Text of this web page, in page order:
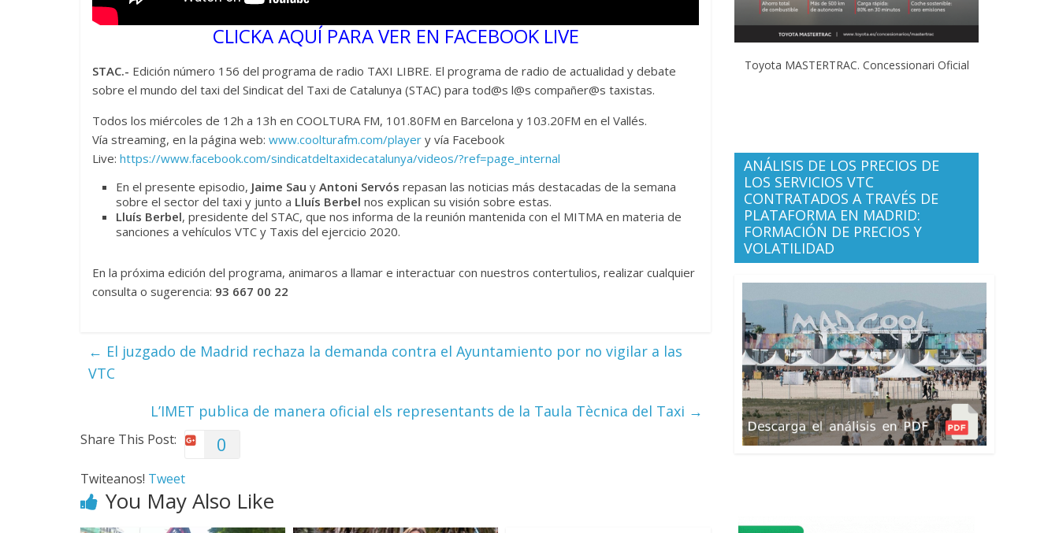
CLICKA AQUÍ PARA VER EN FACEBOOK LIVE
STAC.- Edición número 156 del programa de radio TAXI LIBRE. El programa de radio de actualidad y debate
sobre el mundo del taxi del Sindicat del Taxi de Catalunya (STAC) para tod@s l@s compañer@s taxistas.
Todos los miércoles de 12h a 13h en COOLTURA FM, 101.80FM en Barcelona y 103.20FM en el Vallés.
Vía streaming, en la página web: www.coolturafm.com/player y vía Facebook
Live: https://www.facebook.com/sindicatdeltaxidecatalunya/videos/?ref=page_internal
En el presente episodio, Jaime Sau y Antoni Servós repasan las noticias más destacadas de la semana
sobre el sector del taxi y junto a Lluís Berbel nos explican su visión sobre estas.
Lluís Berbel, presidente del STAC, que nos informa de la reunión mantenida con el MITMA en materia de
sanciones a vehículos VTC y Taxis del ejercicio 2020.
En la próxima edición del programa, animaros a llamar e interactuar con nuestros contertulios, realizar cualquier
consulta o sugerencia: 93 667 00 22
← El juzgado de Madrid rechaza la demanda contra el Ayuntamiento por no vigilar a las
VTC
L’IMET publica de manera oficial els representants de la Taula Tècnica del Taxi →
Share This Post: 0
Twiteanos! Tweet
You May Also Like
Toyota MASTERTRAC. Concessionari Oficial
ANÁLISIS DE LOS PRECIOS DE
LOS SERVICIOS VTC
CONTRATADOS A TRAVÉS DE
PLATAFORMA EN MADRID:
FORMACIÓN DE PRECIOS Y
VOLATILIDAD